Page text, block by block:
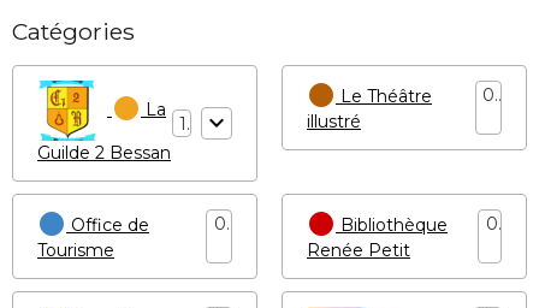
Catégories
La
Guilde 2 Bessan
1
Le Théâtre
illustré
0
Office de
Tourisme
0
Bibliothèque
Renée Petit
0